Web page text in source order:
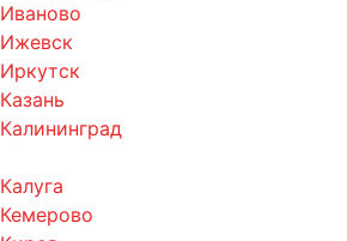
Иваново
Ижевск
Иркутск
Казань
Калининград
Калуга
Кемерово